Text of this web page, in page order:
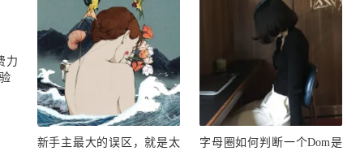
力
新手主最大的误区，就是太
字母圈如何判断一个Dom是